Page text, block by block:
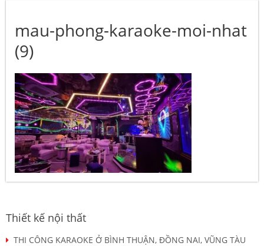
mau-phong-karaoke-moi-nhat
(9)
Thiết kế nội thất
THI CÔNG KARAOKE Ở BÌNH THUẬN, ĐỒNG NAI, VŨNG TÀU